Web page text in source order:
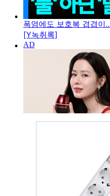
폭염에도 보호복 겹겹
[Y녹취록]